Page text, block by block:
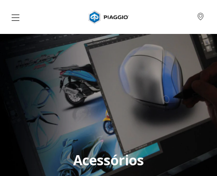
Para o conteúdo principal
Acessórios